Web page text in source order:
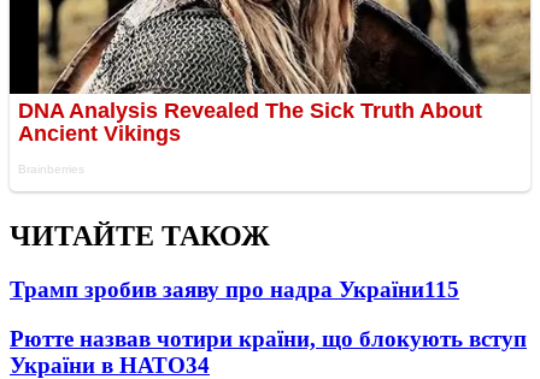
ЧИТАЙТЕ ТАКОЖ
Трамп зробив заяву про надра України115
Рютте назвав чотири країни, що блокують вступ
України в НАТО34